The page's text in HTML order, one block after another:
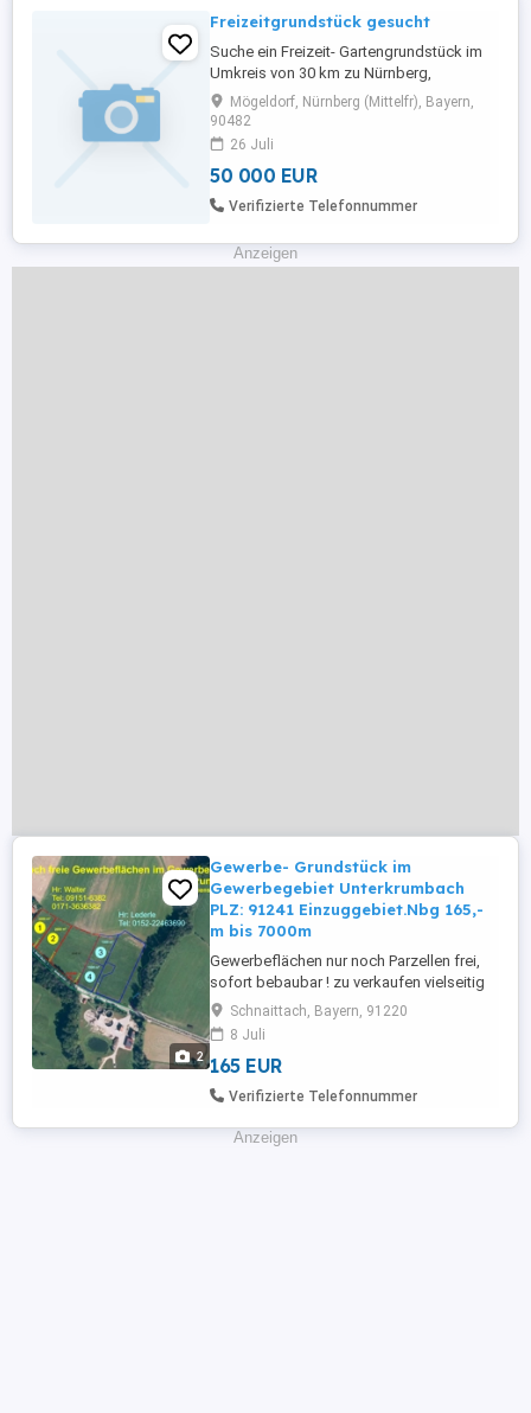
Freizeitgrundstück gesucht
Suche ein Freizeit- Gartengrundstück im
Umkreis von 30 km zu Nürnberg,
Wiesengrundstück (lockerer
Baumbestand, z. B. Obstbäume kein
Hindernis), nicht erschlossen, aber mit
vorhanden, zulässig, zwischen 1500 und
5000 m , kurzfristig veräußerbar. Preis
Mögeldorf, Nürnberg (Mittelfr), Bayern,
90482
26 Juli
50 000 EUR
Verifizierte Telefonnummer
Anzeigen
2
Gewerbe- Grundstück im
Gewerbegebiet Unterkrumbach
PLZ: 91241 Einzuggebiet.Nbg 165,-
m bis 7000m
Gewerbeflächen nur noch Parzellen frei,
sofort bebaubar ! zu verkaufen vielseitig
nutzbar, provisionsfrei ab 165,00 m VB In
attraktiver Lage stehen insgesamt vier
Gewerbeflächen zur Verfügung: In ROT
markiert (Flächen 1 + 2): je ca. 2.000 m
alternativ jeweils 2 Unterteilungen
Schnaittach, Bayern, 91220
8 Juli
165 EUR
Verifizierte Telefonnummer
Anzeigen